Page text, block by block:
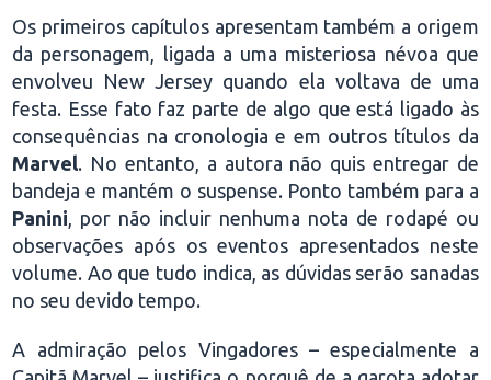
Os primeiros capítulos apresentam também a origem
da personagem, ligada a uma misteriosa névoa que
envolveu New Jersey quando ela voltava de uma
festa. Esse fato faz parte de algo que está ligado às
consequências na cronologia e em outros títulos da
Marvel. No entanto, a autora não quis entregar de
bandeja e mantém o suspense. Ponto também para a
Panini, por não incluir nenhuma nota de rodapé ou
observações após os eventos apresentados neste
volume. Ao que tudo indica, as dúvidas serão sanadas
no seu devido tempo.
A admiração pelos Vingadores – especialmente a